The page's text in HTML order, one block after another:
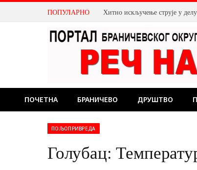
ПОПУЛАРНО Хитно искључење струје у
ПОЧЕТНА БРАНИЧЕВО ДРУШТВО
ПОЉОПРИВРЕДА
Голубац: